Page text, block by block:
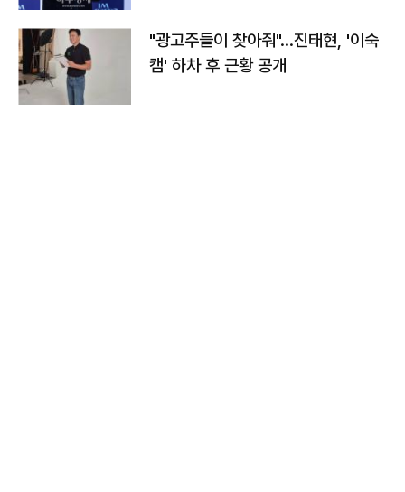
"광고주들이 찾아줘"…진태현, '이숙
캠' 하차 후 근황 공개